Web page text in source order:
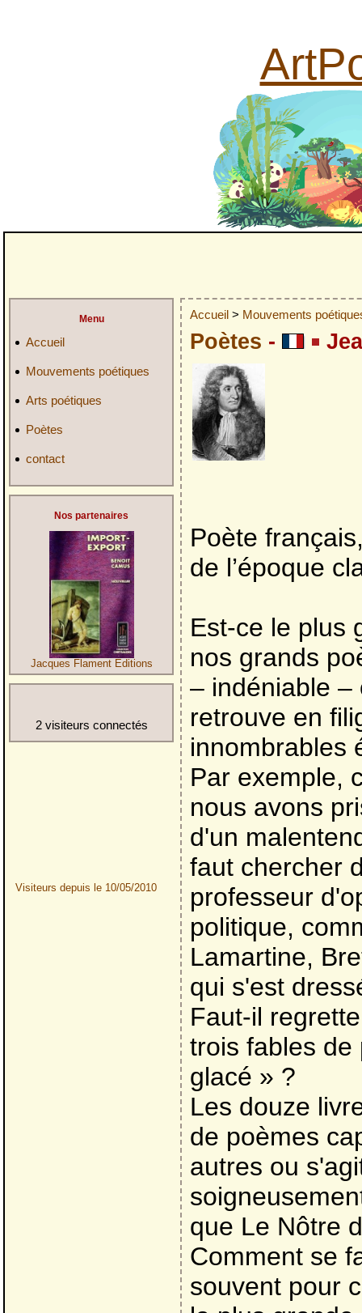
Menu
Accueil
Mouvements poétiques
Arts poétiques
Poètes
contact
Nos partenaires
Jacques Flament Editions
2 visiteurs connectés
Visiteurs depuis le 10/05/2010
Accueil > Mouvements
Poètes -
Poète
de l’époque
Est-ce le plus
nos grands
– indéniable –
retrouve en
innombrables
Par exemple,
nous avons
d'un
faut chercher
professeur
politique,
Lamartine,
qui s'est
Faut-il
trois fables de
glacé » ?
Les douze
de poèmes
autres ou
que Le Nôtre
Comment se
souvent pour